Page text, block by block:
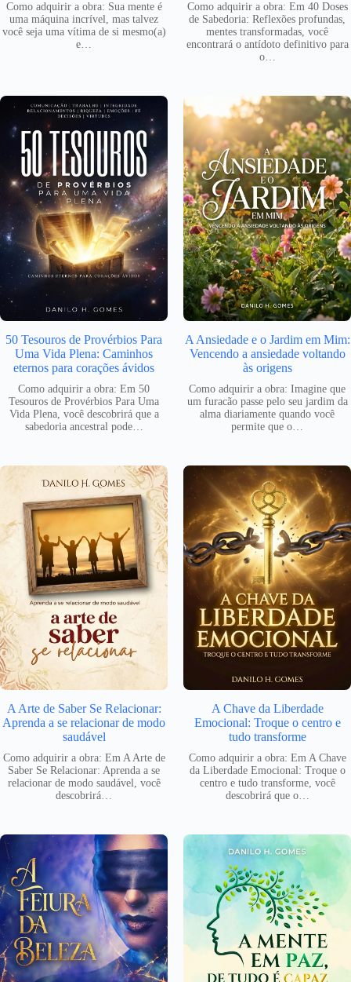
Como adquirir a obra: Sua mente é
uma máquina incrível, mas talvez
você seja uma vítima de si mesmo(a)
e…
Como adquirir a obra: Em 40 Doses
de Sabedoria: Reflexões profundas,
mentes transformadas, você
encontrará o antídoto definitivo para
o…
50 Tesouros de Provérbios Para
Uma Vida Plena: Caminhos
eternos para corações ávidos
Como adquirir a obra: Em 50
Tesouros de Provérbios Para Uma
Vida Plena, você descobrirá que a
sabedoria ancestral pode…
A Ansiedade e o Jardim em Mim:
Vencendo a ansiedade voltando
às origens
Como adquirir a obra: Imagine que
um furacão passe pelo seu jardim da
alma diariamente quando você
permite que o…
A Arte de Saber Se Relacionar:
Aprenda a se relacionar de modo
saudável
Como adquirir a obra: Em A Arte de
Saber Se Relacionar: Aprenda a se
relacionar de modo saudável, você
descobrirá…
A Chave da Liberdade
Emocional: Troque o centro e
tudo transforme
Como adquirir a obra: Em A Chave
da Liberdade Emocional: Troque o
centro e tudo transforme, você
descobrirá que o…